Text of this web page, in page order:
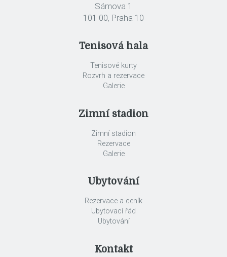
Sámova 1
101 00, Praha 10
Tenisová hala
Tenisové kurty
Rozvrh a rezervace
Galerie
Zimní stadion
Zimní stadion
Rezervace
Galerie
Ubytování
Rezervace a ceník
Ubytovací řád
Ubytování
Kontakt